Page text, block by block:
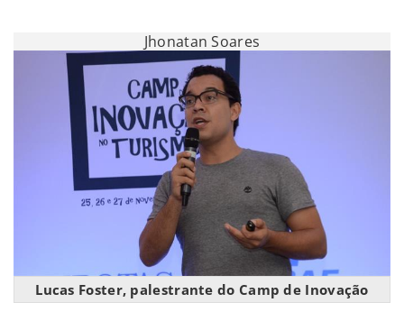
Jhonatan Soares
Lucas Foster, palestrante do Camp de Inovação